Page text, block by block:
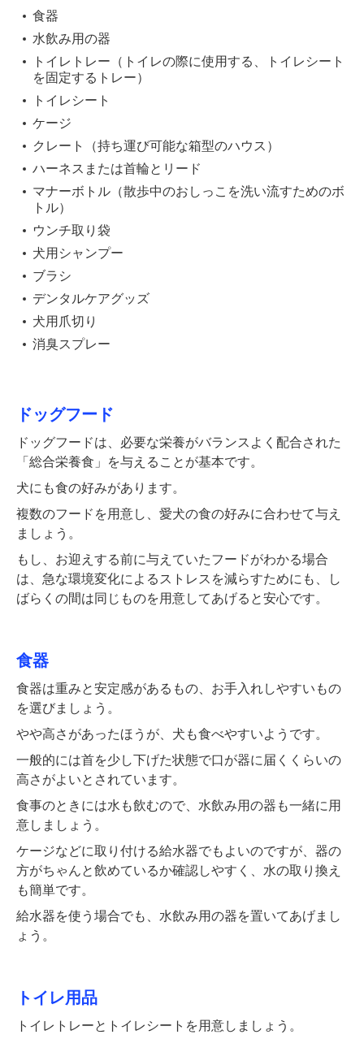
食器
水飲み用の器
トイレトレー（トイレの際に使用する、トイレシート
を固定するトレー）
トイレシート
ケージ
クレート（持ち運び可能な箱型のハウス）
ハーネスまたは首輪とリード
マナーボトル（散歩中のおしっこを洗い流すためのボ
トル）
ウンチ取り袋
犬用シャンプー
ブラシ
デンタルケアグッズ
犬用爪切り
消臭スプレー
ドッグフード
ドッグフードは、必要な栄養がバランスよく配合された
「総合栄養食」を与えることが基本です。
犬にも食の好みがあります。
複数のフードを用意し、愛犬の食の好みに合わせて与え
ましょう。
もし、お迎えする前に与えていたフードがわかる場合
は、急な環境変化によるストレスを減らすためにも、し
ばらくの間は同じものを用意してあげると安心です。
食器
食器は重みと安定感があるもの、お手入れしやすいもの
を選びましょう。
やや高さがあったほうが、犬も食べやすいようです。
一般的には首を少し下げた状態で口が器に届くくらいの
高さがよいとされています。
食事のときには水も飲むので、水飲み用の器も一緒に用
意しましょう。
ケージなどに取り付ける給水器でもよいのですが、器の
方がちゃんと飲めているか確認しやすく、水の取り換え
も簡単です。
給水器を使う場合でも、水飲み用の器を置いてあげまし
ょう。
トイレ用品
トイレトレーとトイレシートを用意しましょう。